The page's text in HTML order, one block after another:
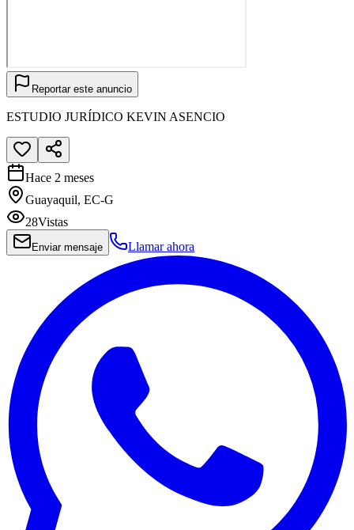
Reportar este anuncio
ESTUDIO JURÍDICO KEVIN ASENCIO
Hace 2 meses
Guayaquil, EC-G
28Vistas
Enviar mensaje Llamar ahora